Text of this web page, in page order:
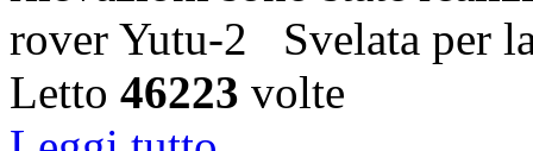
rover Yutu-2 Svelata per
Letto 46223 volte